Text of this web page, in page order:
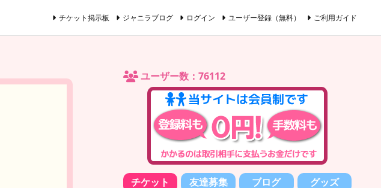
チケット掲示板 ジャニラブログ ログイン ユーザー登録（無料） ご利用ガイド
ユーザー数：76112
チケット 友達募集 ブログ グッズ